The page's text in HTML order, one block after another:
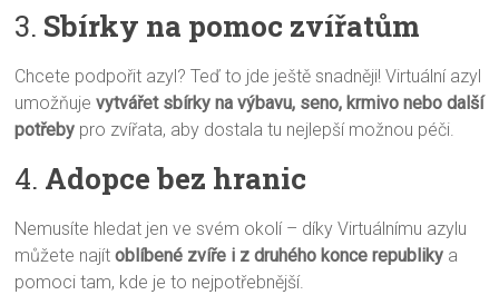
3. Sbírky na pomoc zvířatům
Chcete podpořit azyl? Teď to jde ještě snadněji! Virtuální azyl
umožňujevytvářet sbírky na výbavu, seno, krmivo nebo další
potřeby pro zvířata, aby dostala tu nejlepší možnou péči.
4. Adopce bez hranic
Nemusíte hledat jen ve svém okolí – díky Virtuálnímu azylu
můžete najítoblíbené zvíře i z druhého konce republiky a
pomoci tam, kde je to nejpotřebnější.